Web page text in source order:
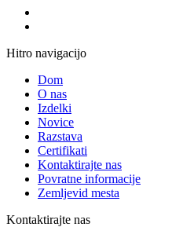
Hitro navigacijo
Dom
O nas
Izdelki
Novice
Razstava
Certifikati
Kontaktirajte nas
Povratne informacije
Zemljevid mesta
Kontaktirajte nas